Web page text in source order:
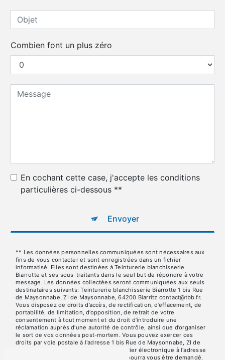
Combien font un plus zéro
En cochant cette case, j'accepte les conditions
particulières ci-dessous **
Envoyer
** Les données personnelles communiquées sont nécessaires aux
fins de vous contacter et sont enregistrées dans un fichier
informatisé. Elles sont destinées à Teinturerie blanchisserie
Biarrotte et ses sous-traitants dans le seul but de répondre à votre
message. Les données collectées seront communiquées aux seuls
destinataires suivants: Teinturerie blanchisserie Biarrotte 1 bis Rue
de Maysonnabe, ZI de Maysonnabe, 64200 Biarritz contact@tbb.fr.
Vous disposez de droits d’accès, de rectification, d’effacement, de
portabilité, de limitation, d’opposition, de retrait de votre
consentement à tout moment et du droit d’introduire une
réclamation auprès d’une autorité de contrôle, ainsi que d’organiser
le sort de vos données post-mortem. Vous pouvez exercer ces
droits par voie postale à l'adresse 1 bis Rue de Maysonnabe, ZI de
Maysonnabe, 64200 Biarritz ou par courrier électronique à l'adresse
contact@tbb.fr. Un justificatif d'identité pourra vous être demandé.